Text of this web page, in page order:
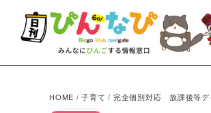
HOME /子育て / 完全個別対応 放課後等デ